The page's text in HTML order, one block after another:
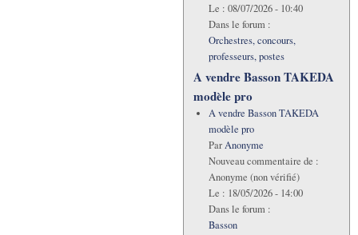
Le : 08/07/2026 - 10:40
Dans le forum :
Orchestres, concours,
professeurs, postes
A vendre Basson TAKEDA
modèle pro
A vendre Basson TAKEDA
modèle pro
ParAnonyme
Nouveau commentaire de :
Anonyme (non vérifié)
Le : 18/05/2026 - 14:00
Dans le forum :
Basson